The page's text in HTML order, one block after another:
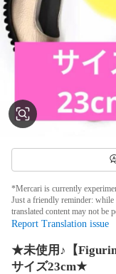
*Mercari is currently
Just a friendly reminder: while
translated content may not be
Report Translation issue
★未使用♪【
サイズ23cm★